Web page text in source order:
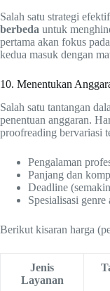
Salah satu strategi
berbeda untuk
pertama akan fokus
kedua masuk dengan
10. Menentukan
Salah satu tantangan
penentuan anggaran.
proofreading bervariasi
Pengalaman
Panjang dan
Deadline
Spesialisasi
Berikut kisaran harga
Jenis
Layanan